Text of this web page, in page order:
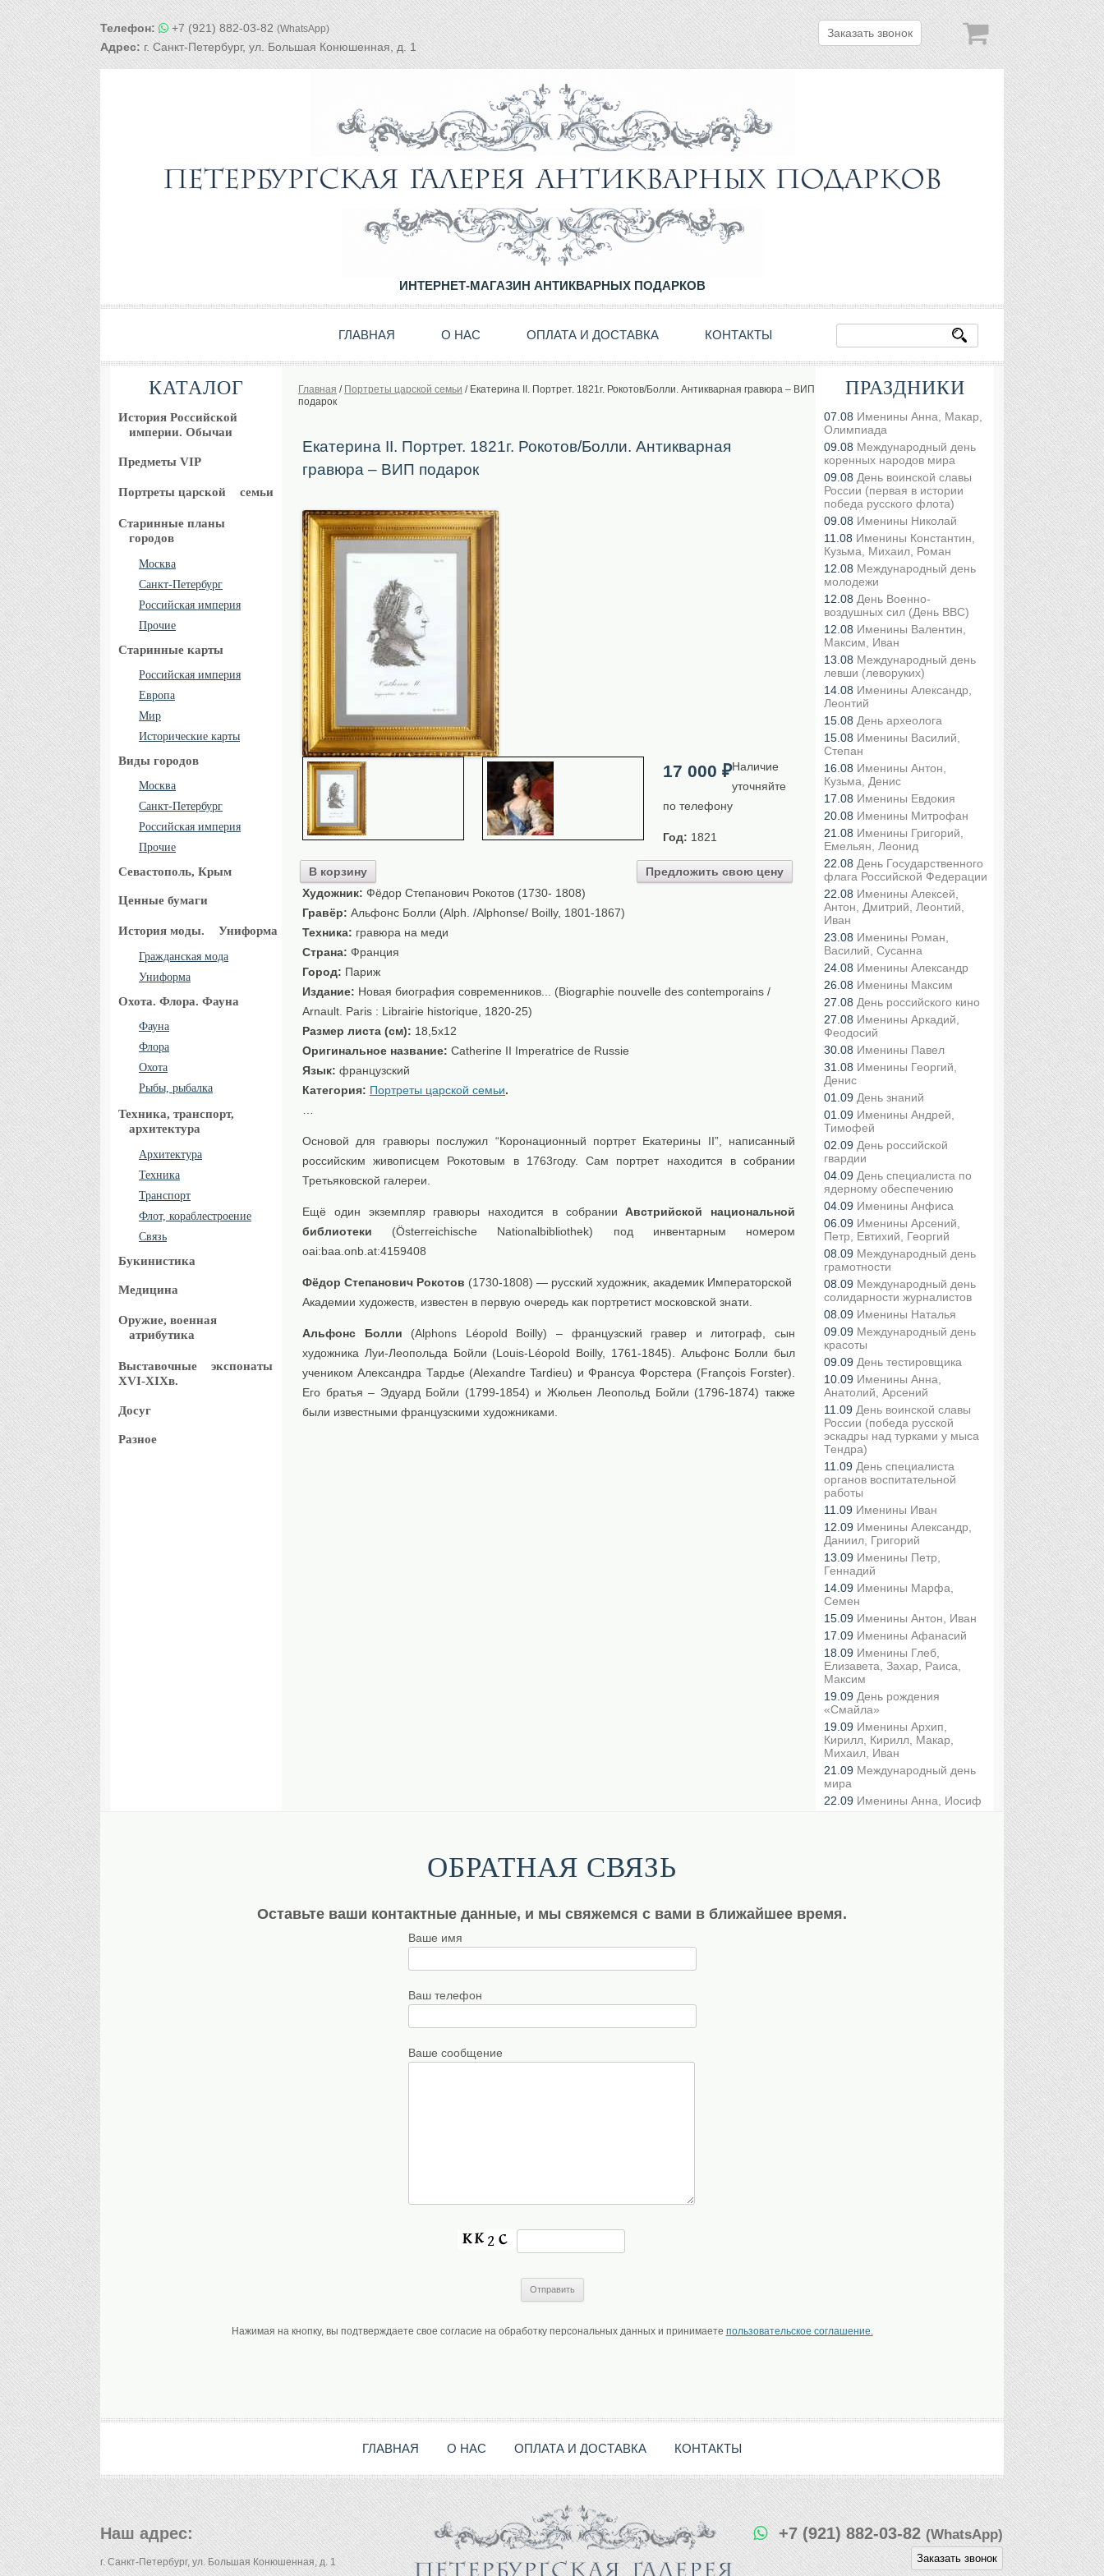
Телефон: +7 (921) 882-03-82(WhatsApp)
Адрес:г. Санкт-Петербург, ул. Большая Конюшенная, д. 1
Заказать звонок
ИНТЕРНЕТ-МАГАЗИН АНТИКВАРНЫХ ПОДАРКОВ
ГЛАВНАЯ О НАС ОПЛАТА И ДОСТАВКА КОНТАКТЫ
КАТАЛОГ
История Российской
империи. Обычаи
Предметы VIP
Портреты царской семьи
Старинные планы
городов
Москва
Санкт-Петербург
Российская империя
Прочие
Старинные карты
Российская империя
Европа
Мир
Исторические карты
Виды городов
Москва
Санкт-Петербург
Российская империя
Прочие
Севастополь, Крым
Ценные бумаги
История моды. Униформа
Гражданская мода
Униформа
Охота. Флора. Фауна
Фауна
Флора
Охота
Рыбы, рыбалка
Техника, транспорт,
архитектура
Архитектура
Техника
Транспорт
Флот, кораблестроение
Связь
Букинистика
Медицина
Оружие, военная
атрибутика
Выставочные
экспонаты
XVI-XIXв.
Досуг
Разное
Главная / Портреты царской семьи / Екатерина II. Портрет. 1821г. Рокотов/Болли. Антикварная гравюра – ВИП
подарок
Екатерина II. Портрет. 1821г. Рокотов/Болли. Антикварная
гравюра – ВИП подарок
17 000 ₽
В корзину Предложить свою цену
Наличие
уточняйте
по телефону
Год: 1821
Художник: Фёдор Степанович Рокотов (1730- 1808)
Гравёр: Альфонс Болли (Alph. /Alphonse/ Boilly, 1801-1867)
Техника: гравюра на меди
Страна: Франция
Город: Париж
Издание: Новая биография современников... (Biographie nouvelle des contemporains /
Arnault. Paris : Librairie historique, 1820-25)
Размер листа (см): 18,5x12
Оригинальное название: Catherine II Imperatrice de Russie
Язык: французский
Категория: Портреты царской семьи.
Основой для гравюры послужил “Коронационный портрет Екатерины II”, написанный
российским живописцем Рокотовым в 1763году. Сам портрет находится в собрании
Третьяковской галереи.
Ещё один экземпляр гравюры находится в собранииАвстрийской национальной
библиотеки (Österreichische Nationalbibliothek) под инвентарным номером
oai:baa.onb.at:4159408
Фёдор Степанович Рокотов (1730-1808) — русский художник, академик Императорской
Академии художеств, известен в первую очередь как портретист московской знати.
Альфонс Болли (Alphons Léopold Boilly) – французский гравер и литограф, сын
художника Луи-Леопольда Бойли (Louis-Léopold Boilly, 1761-1845). Альфонс Болли был
учеником Александра Тардье (Alexandre Tardieu) и Франсуа Форстера (François Forster).
Его братья – Эдуард Бойли (1799-1854) и Жюльен Леопольд Бойли (1796-1874) также
были известными французскими художниками.
ПРАЗДНИКИ
07.08 Именины Анна, Макар,
Олимпиада
09.08 Международный день
коренных народов мира
09.08 День воинской славы
России (первая в истории
победа русского флота)
09.08 Именины Николай
11.08 Именины Константин,
Кузьма, Михаил, Роман
12.08 Международный день
молодежи
12.08 День Военно-
воздушных сил (День ВВС)
12.08 Именины Валентин,
Максим, Иван
13.08 Международный день
левши (леворуких)
14.08 Именины Александр,
Леонтий
15.08 День археолога
15.08 Именины Василий,
Степан
16.08 Именины Антон,
Кузьма, Денис
17.08 Именины Евдокия
20.08 Именины Митрофан
21.08 Именины Григорий,
Емельян, Леонид
22.08 День Государственного
флага Российской Федерации
22.08 Именины Алексей,
Антон, Дмитрий, Леонтий,
Иван
23.08 Именины Роман,
Василий, Сусанна
24.08 Именины Александр
26.08 Именины Максим
27.08 День российского кино
27.08 Именины Аркадий,
Феодосий
30.08 Именины Павел
31.08 Именины Георгий,
Денис
01.09 День знаний
01.09 Именины Андрей,
Тимофей
02.09 День российской
гвардии
04.09 День специалиста по
ядерному обеспечению
04.09 Именины Анфиса
06.09 Именины Арсений,
Петр, Евтихий, Георгий
08.09 Международный день
грамотности
08.09 Международный день
солидарности журналистов
08.09 Именины Наталья
09.09 Международный день
красоты
09.09 День тестировщика
10.09 Именины Анна,
Анатолий, Арсений
11.09 День воинской славы
России (победа русской
эскадры над турками у мыса
Тендра)
11.09 День специалиста
органов воспитательной
работы
11.09 Именины Иван
12.09 Именины Александр,
Даниил, Григорий
13.09 Именины Петр,
Геннадий
14.09 Именины Марфа,
Семен
15.09 Именины Антон, Иван
17.09 Именины Афанасий
18.09 Именины Глеб,
Елизавета, Захар, Раиса,
Максим
19.09 День рождения
«Смайла»
19.09 Именины Архип,
Кирилл, Кирилл, Макар,
Михаил, Иван
21.09 Международный день
мира
22.09 Именины Анна, Иосиф
ОБРАТНАЯ СВЯЗЬ
Оставьте ваши контактные данные, и мы свяжемся с вами в ближайшее время.
Ваше имя
Ваш телефон
Ваше сообщение
Нажимая на кнопку, вы подтверждаете свое согласие на обработку персональных данных и принимаете пользовательское соглашение.
ГЛАВНАЯ О НАС ОПЛАТА И ДОСТАВКА КОНТАКТЫ
Наш адрес:
г. Санкт-Петербург, ул. Большая Конюшенная, д. 1
+7 (921) 882-03-82(WhatsApp)
Заказать звонок